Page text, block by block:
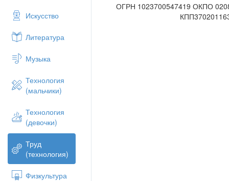
Искусство
Литература
Музыка
Технология
(мальчики)
Технология
(девочки)
Труд
(технология)
Физкультура
ОГРН 1023700547419 ОКПО